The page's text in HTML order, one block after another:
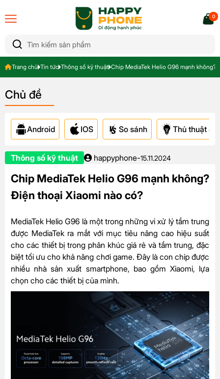
0
Trang chủ Tin tức Thông số kỹ thuật Chip MediaTek Helio G96 mạnh không?
Chủ đề
Android IOS So sánh Thủ thuật &
Thông số kỹ thuật happyphone-15.11.2024
Chip MediaTek Helio G96 mạnh không?
Điện thoại Xiaomi nào có?
MediaTek Helio G96 là một trong những vi xử lý tầm trung
được MediaTek ra mắt với mục tiêu nâng cao hiệu suất
cho các thiết bị trong phân khúc giá rẻ và tầm trung, đặc
biệt tối ưu cho khả năng chơi game. Đây là con chip được
nhiều nhà sản xuất smartphone, bao gồm Xiaomi, lựa
chọn cho các thiết bị của mình.